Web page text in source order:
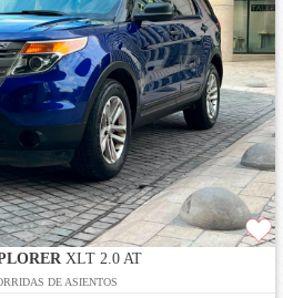
XLT 2.0 AT
DE ASIENTOS